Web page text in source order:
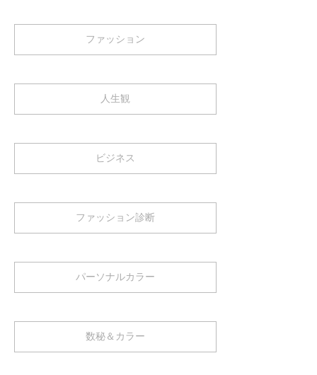
ファッション
人生観
ビジネス
ファッション診断
パーソナルカラー
数秘＆カラー